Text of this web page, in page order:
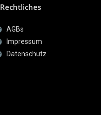
Rechtliches
AGBs
Impressum
Datenschutz